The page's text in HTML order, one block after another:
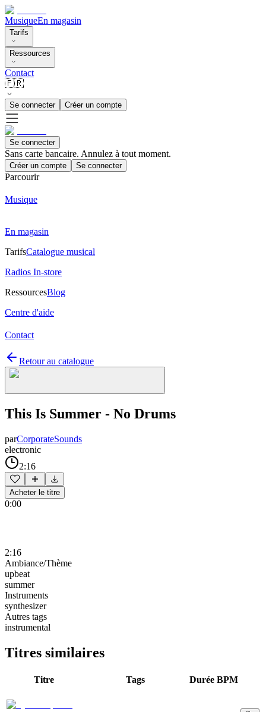
MusiqueEn magasin
Tarifs
Ressources
Contact
🇫🇷
Se connecter Créer un compte
Se connecter
Sans carte bancaire. Annulez à tout moment.
Créer un compte Se connecter
Parcourir
Musique
En magasin
TarifsCatalogue musical
Radios In-store
RessourcesBlog
Centre d'aide
Contact
Retour au catalogue
This Is Summer - No Drums
parCorporateSounds
electronic
2:16
Acheter le titre
0:00
2:16
Ambiance/Thème
upbeat
summer
Instruments
synthesizer
Autres tags
instrumental
Titres similaires
Titre Tags Durée BPM